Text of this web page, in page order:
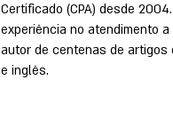
Certificado (CPA) desde
experiência no atendimento
autor de centenas de
e inglês.